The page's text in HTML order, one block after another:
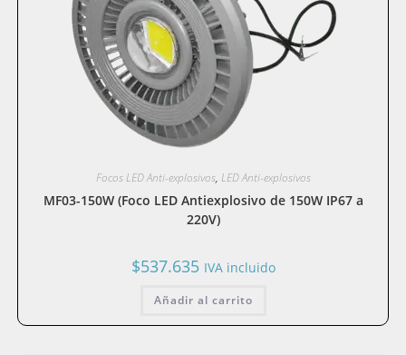
Focos LED Anti-explosivos, LED Anti-explosivos
MF03-150W (Foco LED Antiexplosivo de 150W IP67 a
220V)
$537.635 IVA incluido
Añadir al carrito